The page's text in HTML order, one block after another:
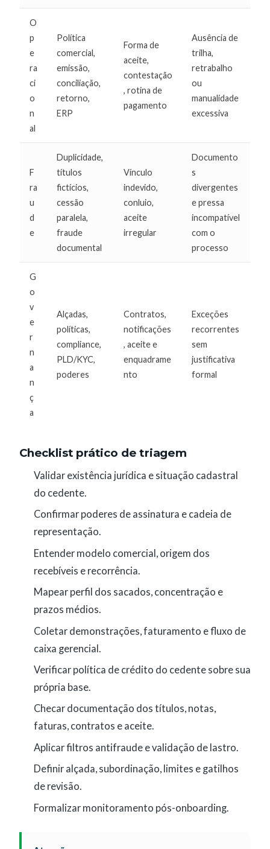
O
p
e
ra
ci
o
n
al
Política
comercial,
emissão,
conciliação,
retorno,
ERP
Forma de
aceite,
contestação
, rotina de
pagamento
Ausência de
trilha,
retrabalho
ou
manualidade
excessiva
F
ra
u
d
e
Duplicidade,
títulos
fictícios,
cessão
paralela,
fraude
documental
Vínculo
indevido,
conluio,
aceite
irregular
Documento
s
divergentes
e pressa
incompatível
com o
processo
G
o
v
e
r
n
a
n
ç
a
Alçadas,
políticas,
compliance,
PLD/KYC,
poderes
Contratos,
notificações
, aceite e
enquadrame
nto
Exceções
recorrentes
sem
justificativa
formal
Checklist prático de triagem
Validar existência jurídica e situação cadastral
do cedente.
Confirmar poderes de assinatura e cadeia de
representação.
Entender modelo comercial, origem dos
recebíveis e recorrência.
Mapear perfil dos sacados, concentração e
prazos médios.
Coletar demonstrações, faturamento e fluxo de
caixa gerencial.
Verificar política de crédito do cedente sobre sua
própria base.
Checar documentação dos títulos, notas,
faturas, contratos e aceite.
Aplicar filtros antifraude e validação de lastro.
Definir alçada, subordinação, limites e gatilhos
de revisão.
Formalizar monitoramento pós-onboarding.